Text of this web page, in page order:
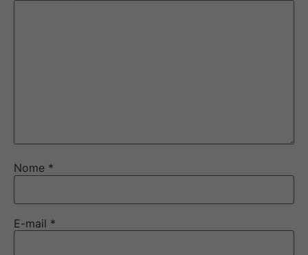
Nome *
E-mail *